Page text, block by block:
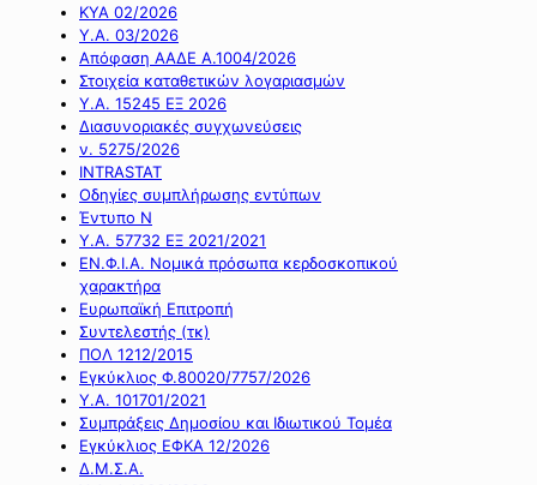
ΚΥΑ 02/2026
Υ.Α. 03/2026
Απόφαση ΑΑΔΕ Α.1004/2026
Στοιχεία καταθετικών λογαριασμών
Υ.Α. 15245 ΕΞ 2026
Διασυνοριακές συγχωνεύσεις
ν. 5275/2026
INTRASTAT
Οδηγίες συμπλήρωσης εντύπων
Έντυπο Ν
Υ.Α. 57732 ΕΞ 2021/2021
ΕΝ.Φ.Ι.Α. Νομικά πρόσωπα κερδοσκοπικού
χαρακτήρα
Ευρωπαϊκή Επιτροπή
Συντελεστής (τκ)
ΠΟΛ 1212/2015
Εγκύκλιος Φ.80020/7757/2026
Υ.Α. 101701/2021
Συμπράξεις Δημοσίου και Ιδιωτικού Τομέα
Εγκύκλιος ΕΦΚΑ 12/2026
Δ.Μ.Σ.Α.